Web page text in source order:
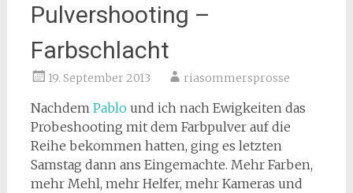
Pulvershooting –
Farbschlacht
19. September 2013 riasommersprosse
Nachdem Pablound ich nach Ewigkeiten das
Probeshooting mit dem Farbpulver auf die
Reihe bekommen hatten, ging es letzten
Samstag dann ans Eingemachte. Mehr Farben,
mehr Mehl, mehr Helfer, mehr Kameras und